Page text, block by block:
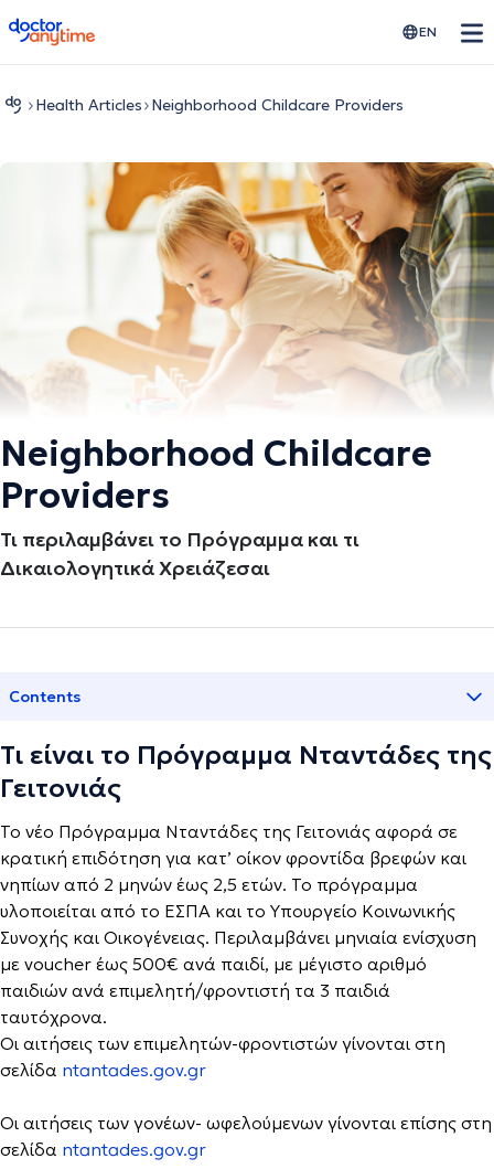
EN
Health Αrticles Neighborhood Childcare Providers
Neighborhood Childcare
Providers
Τι περιλαμβάνει το Πρόγραμμα και τι
Δικαιολογητικά Χρειάζεσαι
Contents
Τι είναι το Πρόγραμμα Νταντάδες της
Γειτονιάς
Το νέο Πρόγραμμα Νταντάδες της Γειτονιάς αφορά σε
κρατική επιδότηση για κατ’ οίκον φροντίδα βρεφών και
νηπίων από 2 μηνών έως 2,5 ετών. Το πρόγραμμα
υλοποιείται από το ΕΣΠΑ και το Υπουργείο Κοινωνικής
Συνοχής και Οικογένειας. Περιλαμβάνει μηνιαία ενίσχυση
με voucher έως 500€ ανά παιδί, με μέγιστο αριθμό
παιδιών ανά επιμελητή/φροντιστή τα 3 παιδιά
ταυτόχρονα.
Οι αιτήσεις των επιμελητών-φροντιστών γίνονται στη
σελίδα ntantades.gov.gr
Οι αιτήσεις των γονέων- ωφελούμενων γίνονται επίσης στη
σελίδα ntantades.gov.gr